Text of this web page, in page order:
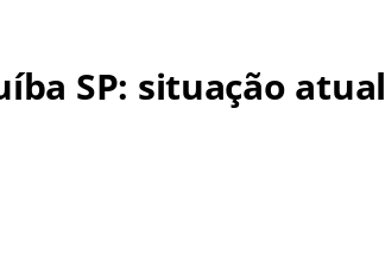
SP: situação